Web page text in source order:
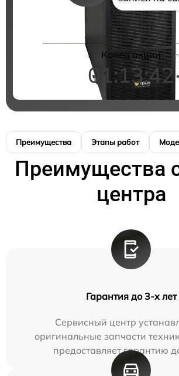
Конец акции
01:13:41
Преимущества Этапы работ
Преимущества
центра
Гарантия до 3-х лет
Сервисный центр
оригинальные запчасти
предоставляет гарантию